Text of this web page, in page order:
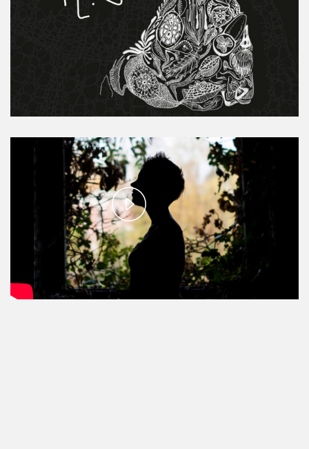
Play
Video